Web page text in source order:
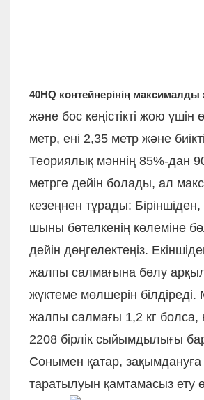
40HQ контейнерінің
және бос кеңістікті жою
метр, ені 2,35 метр және
Теориялық мәннің 85%-дан
метрге дейін болады, ал
кезеңнен тұрады:
шыны бөтелкенің көлеміне
дейін дөңгелектеңіз.
жалпы салмағына бөлу
жүктеме мөлшерін
жалпы салмағы 1,2 кг болса,
2208 бірлік сыйымдылығы
Сонымен қатар, зақымдануға
таратылуын қамтамасыз ету